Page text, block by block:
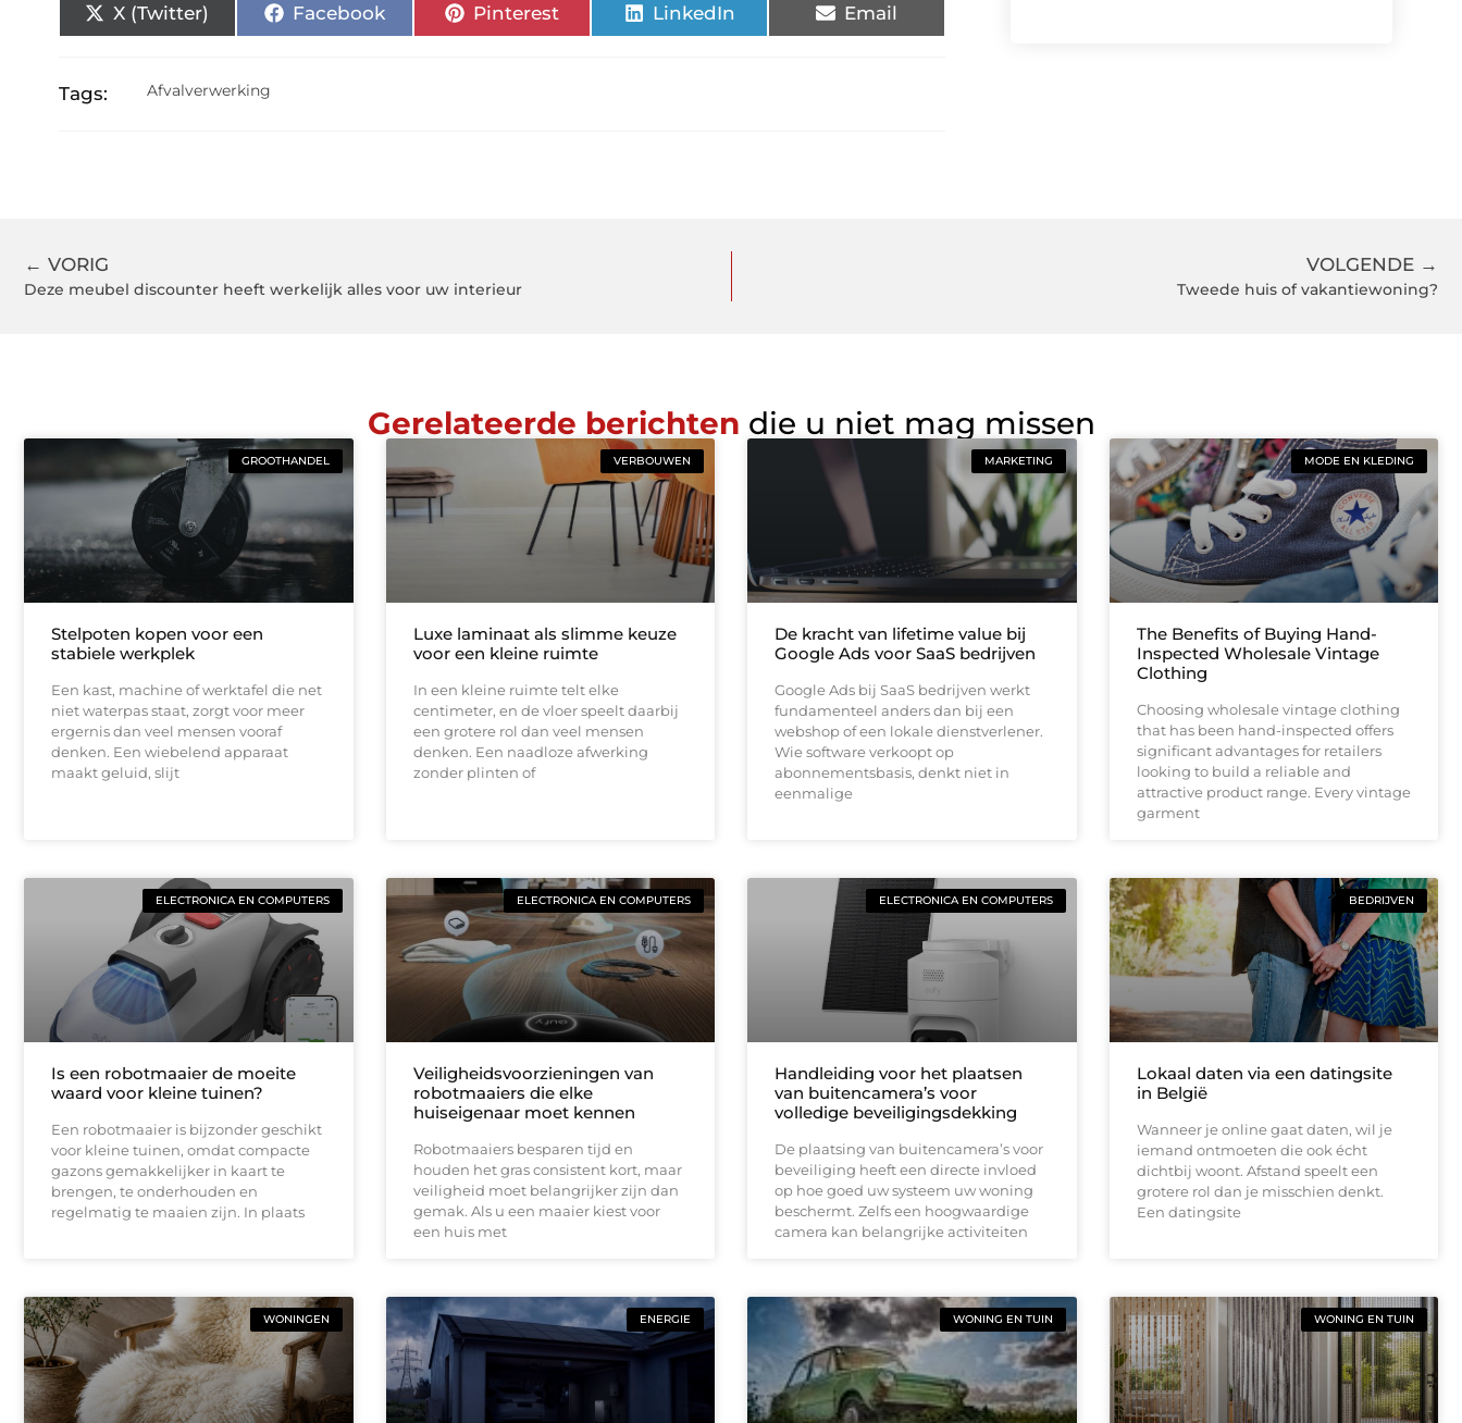
X (Twitter) Facebook Pinterest LinkedIn Email
Tags: Afvalverwerking
← VORIG
Deze meubel discounter heeft werkelijk alles voor uw interieur
VOLGENDE →
Tweede huis of vakantiewoning?
Gerelateerde berichten die u niet mag missen
GROOTHANDEL
Stelpoten kopen voor een
stabiele werkplek
Een kast, machine of werktafel die net
niet waterpas staat, zorgt voor meer
ergernis dan veel mensen vooraf
denken. Een wiebelend apparaat
maakt geluid, slijt
VERBOUWEN
Luxe laminaat als slimme keuze
voor een kleine ruimte
In een kleine ruimte telt elke
centimeter, en de vloer speelt daarbij
een grotere rol dan veel mensen
denken. Een naadloze afwerking
zonder plinten of
MARKETING
De kracht van lifetime value bij
Google Ads voor SaaS bedrijven
Google Ads bij SaaS bedrijven werkt
fundamenteel anders dan bij een
webshop of een lokale dienstverlener.
Wie software verkoopt op
abonnementsbasis, denkt niet in
eenmalige
MODE EN KLEDING
The Benefits of Buying Hand-
Inspected Wholesale Vintage
Clothing
Choosing wholesale vintage clothing
that has been hand-inspected offers
significant advantages for retailers
looking to build a reliable and
attractive product range. Every vintage
garment
ELECTRONICA EN COMPUTERS
Is een robotmaaier de moeite
waard voor kleine tuinen?
Een robotmaaier is bijzonder geschikt
voor kleine tuinen, omdat compacte
gazons gemakkelijker in kaart te
brengen, te onderhouden en
regelmatig te maaien zijn. In plaats
ELECTRONICA EN COMPUTERS
Veiligheidsvoorzieningen van
robotmaaiers die elke
huiseigenaar moet kennen
Robotmaaiers besparen tijd en
houden het gras consistent kort, maar
veiligheid moet belangrijker zijn dan
gemak. Als u een maaier kiest voor
een huis met
ELECTRONICA EN COMPUTERS
Handleiding voor het plaatsen
van buitencamera’s voor
volledige beveiligingsdekking
De plaatsing van buitencamera’s voor
beveiliging heeft een directe invloed
op hoe goed uw systeem uw woning
beschermt. Zelfs een hoogwaardige
camera kan belangrijke activiteiten
BEDRIJVEN
Lokaal daten via een datingsite
in België
Wanneer je online gaat daten, wil je
iemand ontmoeten die ook écht
dichtbij woont. Afstand speelt een
grotere rol dan je misschien denkt.
Een datingsite
WONINGEN ENERGIE WONING EN TUIN WONING EN TUIN